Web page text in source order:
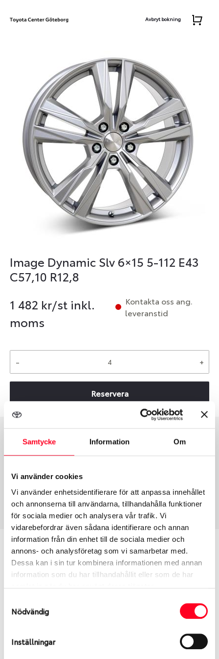
Samtycke Information Om
Vi använder cookies
Vi använder enhetsidentifierare för att anpassa innehållet
och annonserna till användarna, tillhandahålla funktioner
för sociala medier och analysera vår trafik. Vi
vidarebefordrar även sådana identifierare och annan
information från din enhet till de sociala medier och
annons- och analysföretag som vi samarbetar med.
Dessa kan i sin tur kombinera informationen med annan
information som du har tillhandahållit eller som de har
Nödvändig
Inställningar
Avbryt bokning
Image Dynamic Slv 6×15 5-112 E43
C57,10 R12,8
1 482 kr/st inkl.
moms
Kontakta oss ang.
leveranstid
- +
Reservera
Group
Fälg PV/C LM
Tum
15
43
Centre Diameter
112
Art nummer
13896
Passar denna fälg min bil?
Ange registreringsnummer för att se om den fälg
Ibland kan fälgen ha bytts ut under årens lopp och
inte vara samma dimension som bilen hade ut från